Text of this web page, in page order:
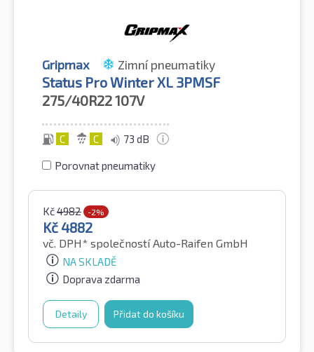
Gripmax Zimní pneumatiky
Status Pro Winter XL 3PMSF
275/40R22107V
C C 73 dB
Porovnat pneumatiky
Kč4982 -2%
Kč4882
vč. DPH* společností Auto-Raifen GmbH
NA SKLADĚ
Doprava zdarma
Detaily Přidat do košíku